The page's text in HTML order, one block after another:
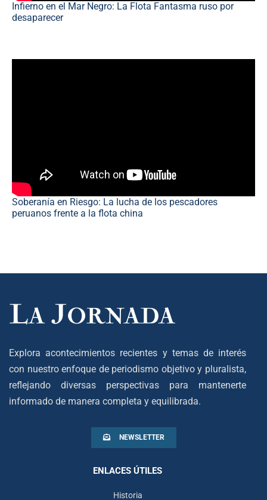
Infierno en el Mar Negro: La Flota Fantasma ruso por
desaparecer
Soberanía en Riesgo: La lucha de los pescadores
peruanos frente a la flota china
Explora acontecimientos recientes y temas de interés
con nuestro enfoque de periodismo objetivo y pluralista,
reflejando diversas perspectivas para mantenerte
informado de manera completa y equilibrada.
NEWSLETTER
ENLACES ÚTILES
Historia